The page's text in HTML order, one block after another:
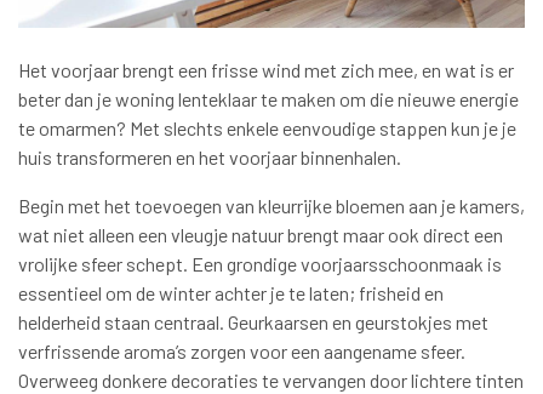
Het voorjaar brengt een frisse wind met zich mee, en wat is er
beter dan je woning lenteklaar te maken om die nieuwe energie
te omarmen? Met slechts enkele eenvoudige stappen kun je je
huis transformeren en het voorjaar binnenhalen.
Begin met het toevoegen van kleurrijke bloemen aan je kamers,
wat niet alleen een vleugje natuur brengt maar ook direct een
vrolijke sfeer schept. Een grondige voorjaarsschoonmaak is
essentieel om de winter achter je te laten; frisheid en
helderheid staan centraal. Geurkaarsen en geurstokjes met
verfrissende aroma’s zorgen voor een aangename sfeer.
Overweeg donkere decoraties te vervangen door lichtere tinten